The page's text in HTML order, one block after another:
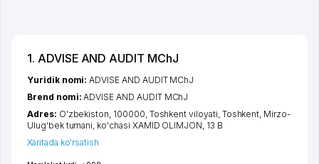
1. ADVISE AND AUDIT MChJ
Yuridik nomi:ADVISE AND AUDIT MChJ
Brend nomi:ADVISE AND AUDIT MChJ
Adres: O'zbekiston, 100000, Toshkent viloyati, Toshkent, Mirzo-
Ulug'bek tumani, ko'chasi XAMID OLIMJON, 13 B
Xaritada ko'rsatish